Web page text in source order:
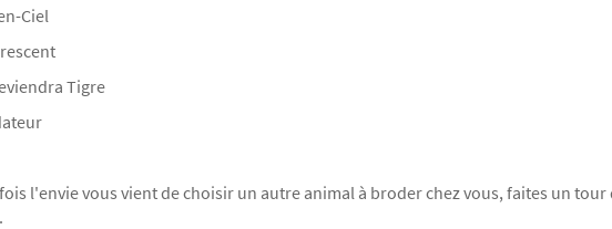
Ciel
Tigre
l'envie vous vient de choisir un autre animal à broder chez vous, faites un